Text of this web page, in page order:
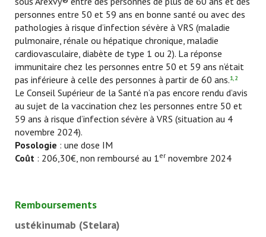
personnes entre 50 et 59 ans en bonne santé ou avec des
pathologies à risque d’infection sévère à VRS (maladie
pulmonaire, rénale ou hépatique chronique, maladie
cardiovasculaire, diabète de type 1 ou 2). La réponse
immunitaire chez les personnes entre 50 et 59 ans n’était
pas inférieure à celle des personnes à partir de 60 ans.1,2
Le Conseil Supérieur de la Santé n’a pas encore rendu d’avis
au sujet de la vaccination chez les personnes entre 50 et
59 ans à risque d’infection sévère à VRS (situation au 4
novembre 2024).
Posologie : une dose IM
Coût : 206,30€, non remboursé au 1er novembre 2024
Remboursements
ustékinumab (Stelara)